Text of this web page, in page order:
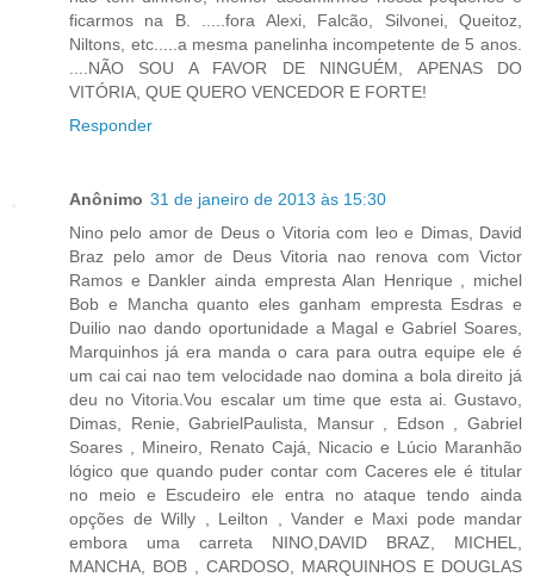
ficarmos na B. .....fora Alexi, Falcão, Silvonei, Queitoz,
Niltons, etc.....a mesma panelinha incompetente de 5 anos.
....NÃO SOU A FAVOR DE NINGUÉM, APENAS DO
VITÓRIA, QUE QUERO VENCEDOR E FORTE!
Responder
Anônimo 31 de janeiro de 2013 às 15:30
Nino pelo amor de Deus o Vitoria com leo e Dimas, David
Braz pelo amor de Deus Vitoria nao renova com Victor
Ramos e Dankler ainda empresta Alan Henrique , michel
Bob e Mancha quanto eles ganham empresta Esdras e
Duilio nao dando oportunidade a Magal e Gabriel Soares,
Marquinhos já era manda o cara para outra equipe ele é
um cai cai nao tem velocidade nao domina a bola direito já
deu no Vitoria.Vou escalar um time que esta ai. Gustavo,
Dimas, Renie, GabrielPaulista, Mansur , Edson , Gabriel
Soares , Mineiro, Renato Cajá, Nicacio e Lúcio Maranhão
lógico que quando puder contar com Caceres ele é titular
no meio e Escudeiro ele entra no ataque tendo ainda
opções de Willy , Leilton , Vander e Maxi pode mandar
embora uma carreta NINO,DAVID BRAZ, MICHEL,
MANCHA, BOB , CARDOSO, MARQUINHOS E DOUGLAS